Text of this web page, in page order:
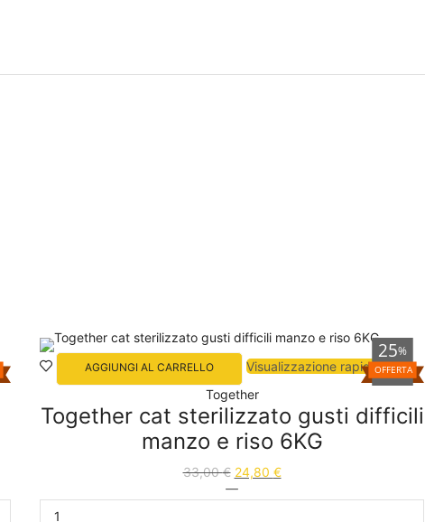
OFFERTA
%
25
AGGIUNGI AL CARRELLO
Visualizzazione rapida
Together
Together cat sterilizzato gusti difficili
manzo e riso 6KG
33,00€ 24,80 €